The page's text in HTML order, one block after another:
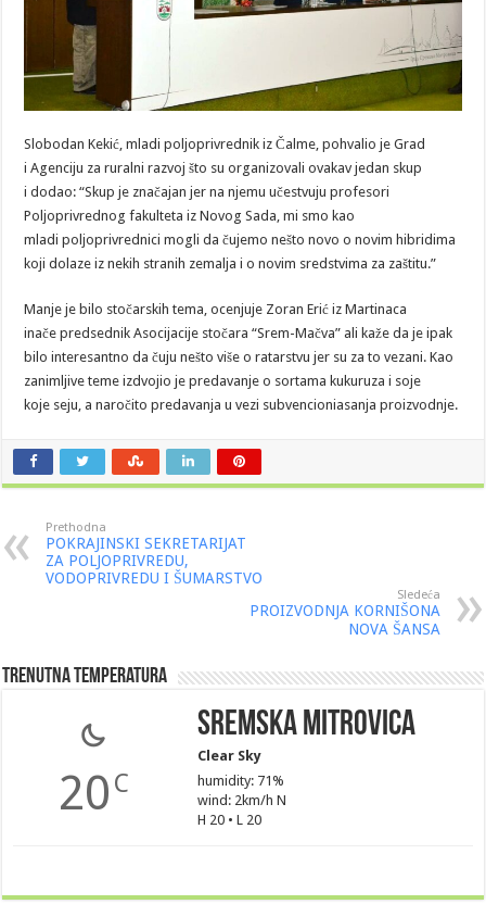
Slobodan Kekić, mladi poljoprivrednik iz Čalme, pohvalio je Grad
i Agenciju za ruralni razvoj što su organizovali ovakav jedan skup
i dodao: “Skup je značajan jer na njemu učestvuju profesori
Poljoprivrednog fakulteta iz Novog Sada, mi smo kao
mladi poljoprivrednici mogli da čujemo nešto novo o novim hibridima
koji dolaze iz nekih stranih zemalja i o novim sredstvima za zaštitu.”
Manje je bilo stočarskih tema, ocenjuje Zoran Erić iz Martinaca
inače predsednik Asocijacije stočara “Srem-Mačva” ali kaže da je ipak
bilo interesantno da čuju nešto više o ratarstvu jer su za to vezani. Kao
zanimljive teme izdvojio je predavanje o sortama kukuruza i soje
koje seju, a naročito predavanja u vezi subvencioniasanja proizvodnje.
Prethodna
POKRAJINSKI SEKRETARIJAT
ZA POLJOPRIVREDU,
VODOPRIVREDU I ŠUMARSTVO
Sledeća
PROIZVODNJA KORNIŠONA
NOVA ŠANSA
Trenutna Temperatura
20 C
Sremska Mitrovica
Clear Sky
humidity: 71%
wind: 2km/h N
H 20 • L 20